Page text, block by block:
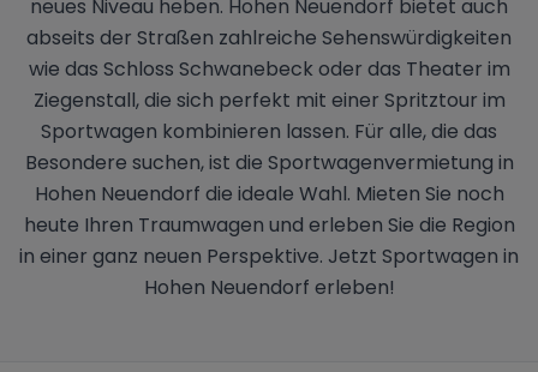
neues Niveau heben. Hohen Neuendorf bietet auch
abseits der Straßen zahlreiche Sehenswürdigkeiten
wie das Schloss Schwanebeck oder das Theater im
Ziegenstall, die sich perfekt mit einer Spritztour im
Sportwagen kombinieren lassen. Für alle, die das
Besondere suchen, ist die Sportwagenvermietung in
Hohen Neuendorf die ideale Wahl. Mieten Sie noch
heute Ihren Traumwagen und erleben Sie die Region
in einer ganz neuen Perspektive. Jetzt Sportwagen in
Hohen Neuendorf erleben!